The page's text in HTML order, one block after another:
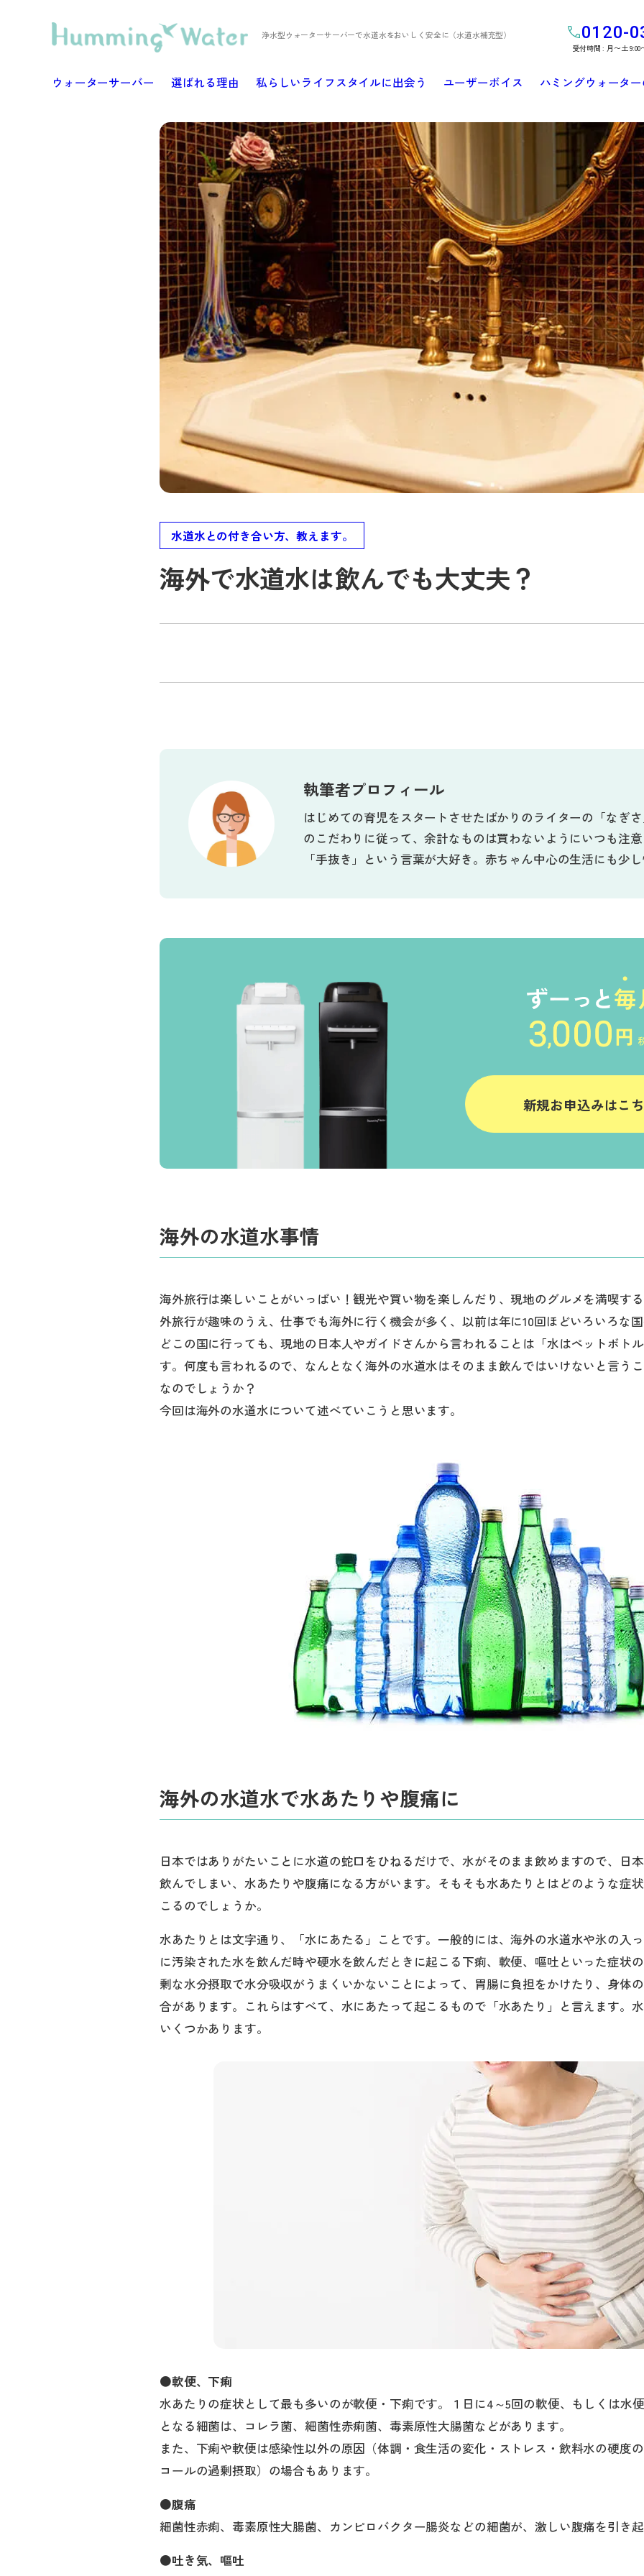
浄水型ウォーターサーバーで水道水をおいしく安全に（水道水補充型） 0120-
受付時間 : 月〜土 9:00
ウォーターサーバー 選ばれる理由 私らしいライフスタイルに出会う ユーザーボイス ハミングウォータ
水道水との付き合い方、教えます。
海外で水道水は飲んでも大丈夫？
執筆者プロフィール
はじめての育児をスタートさせたばかりのライターの「なぎ
のこだわりに従って、余計なものは買わないようにいつも注
「手抜き」という言葉が大好き。赤ちゃん中心の生活にも少
新規お申込みはこ
海外の水道水事情
海外旅行は楽しいことがいっぱい！観光や買い物を楽しんだり、現地のグルメを満喫す
外旅行が趣味のうえ、仕事でも海外に行く機会が多く、以前は年に10回ほどいろいろな
どこの国に行っても、現地の日本人やガイドさんから言われることは「水はペットボト
す。何度も言われるので、なんとなく海外の水道水はそのまま飲んではいけないと言う
なのでしょうか？
今回は海外の水道水について述べていこうと思います。
海外の水道水で水あたりや腹痛に
日本ではありがたいことに水道の蛇口をひねるだけで、水がそのまま飲めますので、日
飲んでしまい、水あたりや腹痛になる方がいます。そもそも水あたりとはどのような症
こるのでしょうか。
水あたりとは文字通り、「水にあたる」ことです。一般的には、海外の水道水や氷の入
に汚染された水を飲んだ時や硬水を飲んだときに起こる下痢、軟便、嘔吐といった症状
剰な水分摂取で水分吸収がうまくいかないことによって、胃腸に負担をかけたり、身体
合があります。これらはすべて、水にあたって起こるもので「水あたり」と言えます。
いくつかあります。
●軟便、下痢
水あたりの症状として最も多いのが軟便・下痢です。１日に4～5回の軟便、もしくは水
となる細菌は、コレラ菌、細菌性赤痢菌、毒素原性大腸菌などがあります。
また、下痢や軟便は感染性以外の原因（体調・食生活の変化・ストレス・飲料水の硬度
コールの過剰摂取）の場合もあります。
●腹痛
細菌性赤痢、毒素原性大腸菌、カンピロバクター腸炎などの細菌が、激しい腹痛を引き
●吐き気、嘔吐